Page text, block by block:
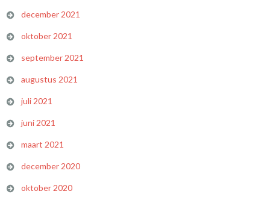
december 2021
oktober 2021
september 2021
augustus 2021
juli 2021
juni 2021
maart 2021
december 2020
oktober 2020